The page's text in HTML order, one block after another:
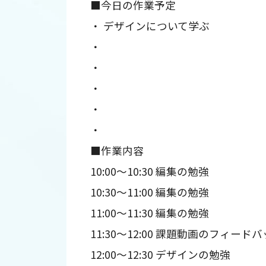
■今日の作業予定
・ デザインについて学ぶ
・
・
・
・
・
■作業内容
10:00～10:30 編集の勉強
10:30～11:00 編集の勉強
11:00～11:30 編集の勉強
11:30～12:00 課題動画のフィードバ
12:00～12:30 デザインの勉強